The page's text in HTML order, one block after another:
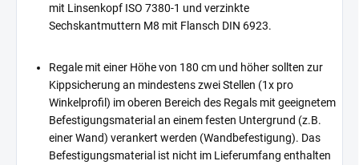
mit Linsenkopf ISO 7380-1 und verzinkte
Sechskantmuttern M8 mit Flansch DIN 6923.
Regale mit einer Höhe von 180 cm und höher sollten zur
Kippsicherung an mindestens zwei Stellen (1x pro
Winkelprofil) im oberen Bereich des Regals mit geeignetem
Befestigungsmaterial an einem festen Untergrund (z.B.
einer Wand) verankert werden (Wandbefestigung). Das
Befestigungsmaterial ist nicht im Lieferumfang enthalten